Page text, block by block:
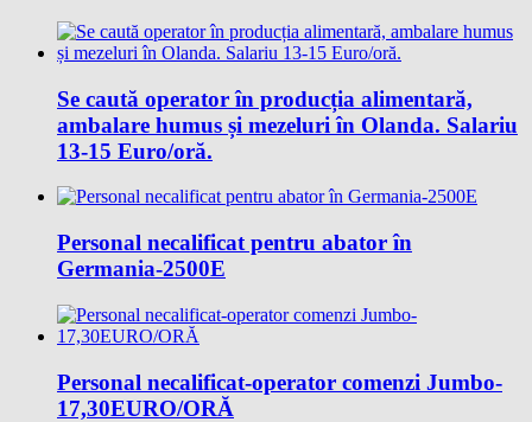
Se caută operator în producția alimentară,
ambalare humus și mezeluri în Olanda. Salariu
13-15 Euro/oră.
Personal necalificat pentru abator în
Germania-2500E
Personal necalificat-operator comenzi Jumbo-
17,30EURO/ORĂ